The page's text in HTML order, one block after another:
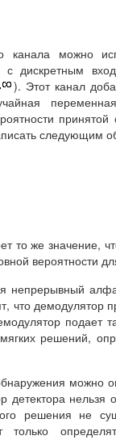
канала можно
с дискретным
). Этот канал
следующим
то же значение,
вероятности
непрерывный
что демодулятор
подает
решений,
можно
нельзя
решения не
только